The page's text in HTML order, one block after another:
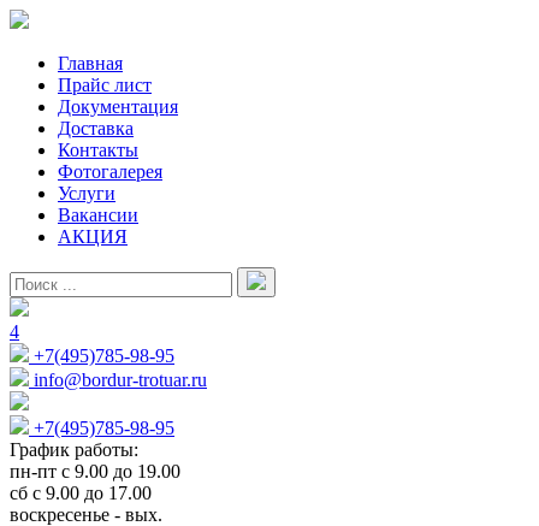
Главная
Прайс лист
Документация
Доставка
Контакты
Фотогалерея
Услуги
Вакансии
АКЦИЯ
4
+7(495)785-98-95
info@bordur-trotuar.ru
+7(495)785-98-95
График работы:
пн-пт с 9.00 до 19.00
сб с 9.00 до 17.00
воскресенье - вых.